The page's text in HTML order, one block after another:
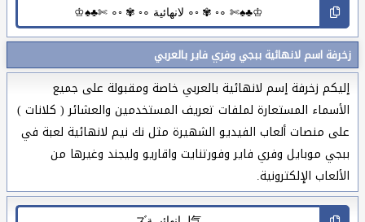
زخرفة اسم لانهائية ببجي وفري فاير بالعربي
إليكم زخرفة إسم لانهائية بالعربي خاصة ومقبولة على جميع
الأسماء المستعارة لملفات تعريف المستخدمين والعشائر ( كلانات )
على منصات ألعاب الفيديو الشهيرة مثل نك نيم لانهائية لعبة في
ببجي موبايل وفري فاير وفورتنايت واقاريو وليجند وغيرها من
الألعاب الإلكترونية.